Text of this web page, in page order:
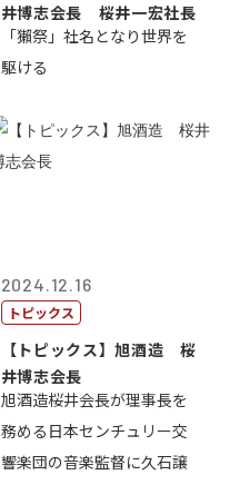
井博志会長 桜井一宏社長
「獺祭」社名となり世界を
駆ける
2024.12.16
トピックス
【トピックス】旭酒造 桜
井博志会長
旭酒造桜井会長が理事長を
務める日本センチュリー交
響楽団の音楽監督に久石譲